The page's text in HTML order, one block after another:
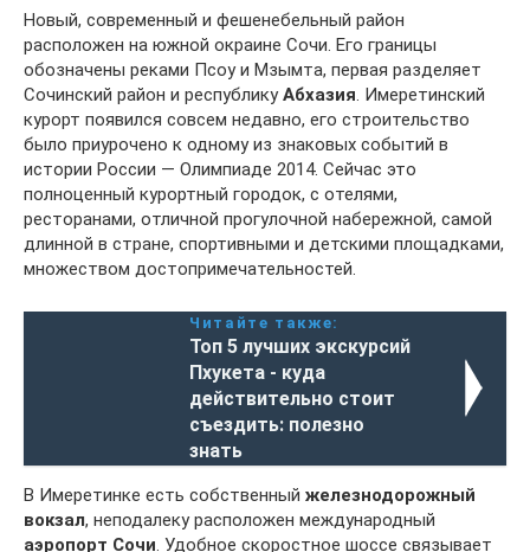
Новый, современный и фешенебельный район
расположен на южной окраине Сочи. Его границы
обозначены реками Псоу и Мзымта, первая разделяет
Сочинский район и республикуАбхазия. Имеретинский
курорт появился совсем недавно, его строительство
было приурочено к одному из знаковых событий в
истории России — Олимпиаде 2014. Сейчас это
полноценный курортный городок, с отелями,
ресторанами, отличной прогулочной набережной, самой
длинной в стране, спортивными и детскими площадками,
множеством достопримечательностей.
Читайте также:
Топ 5 лучших экскурсий
Пхукета - куда
действительно стоит
съездить: полезно
знать
В Имеретинке есть собственный железнодорожный
вокзал, неподалеку расположен международный
аэропорт Сочи. Удобное скоростное шоссе связывает